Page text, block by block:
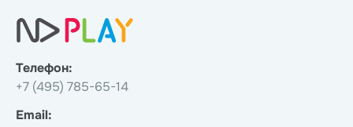
Телефон:
+7 (495) 785-65-14
Email: